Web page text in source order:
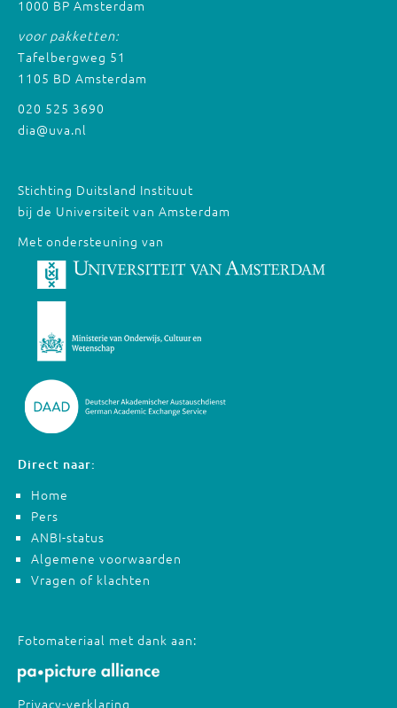
1000 BP Amsterdam
voor pakketten:
Tafelbergweg 51
1105 BD Amsterdam
020 525 3690
dia@uva.nl
Stichting Duitsland Instituut
bij de Universiteit van Amsterdam
Met ondersteuning van
Direct naar:
Home
Pers
ANBI-status
Algemene voorwaarden
Vragen of klachten
Fotomateriaal met dank aan:
Privacy-verklaring